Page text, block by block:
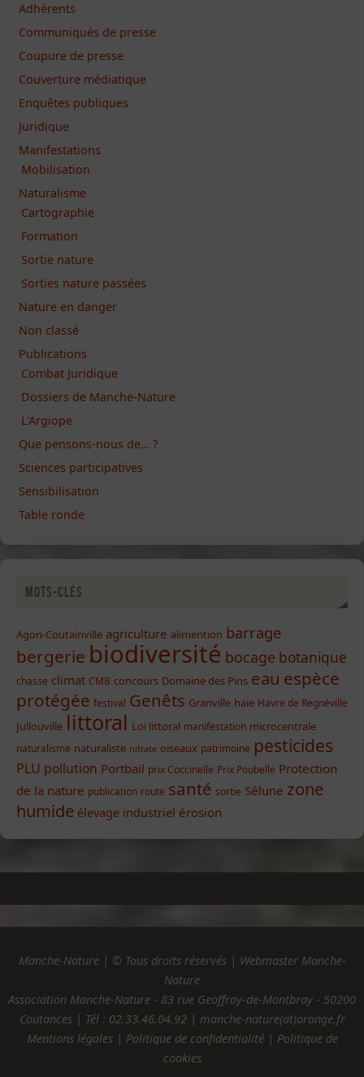
Adhérents
Communiqués de presse
Coupure de presse
Couverture médiatique
Enquêtes publiques
Juridique
Manifestations
Mobilisation
Naturalisme
Cartographie
Formation
Sortie nature
Sorties nature passées
Nature en danger
Non classé
Publications
Combat Juridique
Dossiers de Manche-Nature
L'Argiope
Que pensons-nous de… ?
Sciences participatives
Sensibilisation
Table ronde
Mots-clés
Agon-Coutainville agriculture alimention barrage
bergerie biodiversité bocage botanique
chasse climat CMB concours Domaine des Pins eau espèce
protégée festival Genêts Granville haie Havre de Regnéville
Jullouville littoral Loi littoral manifestation microcentrale
naturalisme naturaliste nitrate oiseaux patrimoine pesticides
PLU pollution Portbail prix Coccinelle Prix Poubelle Protection
de la nature publication route santé sortie Sélune zone
humide élevage industriel érosion
Manche-Nature | © Tous droits réservés | Webmaster Manche-
Nature
Association Manche-Nature - 83 rue Geoffroy-de-Montbray - 50200
Coutances | Tél : 02.33.46.04.92| manche-nature(at)orange.fr
Mentions légales| Politique de confidentialité| Politique de
cookies